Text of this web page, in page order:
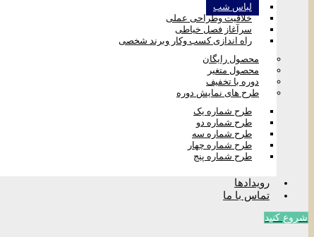
لباس شب
خلاقیت وطراحی عملی
سرآغاز فصل خیاطی
راه اندازی کسب وکار وبرند شخصی
محصول رایگان
محصول متغیر
دوره با تخفیف
طرح های نمایش دوره
طرح شماره یک
طرح شماره دو
طرح شماره سه
طرح شماره چهار
طرح شماره پنج
رویدادها
تماس با ما
شروع کنید